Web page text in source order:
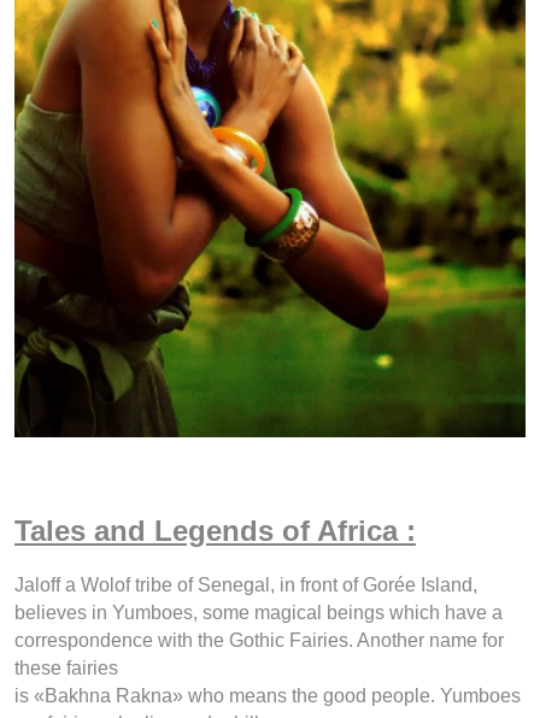
Tales and Legends of Africa :
Jaloff a Wolof tribe of Senegal, in front of Gorée Island,
believes in Yumboes, some magical beings which have a
correspondence with the Gothic Fairies. Another name for
these fairies
is «Bakhna Rakna» who means the good people. Yumboes